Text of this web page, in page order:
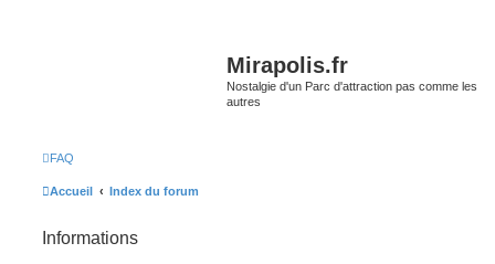
Mirapolis.fr
Nostalgie d'un Parc d'attraction pas comme les
autres
FAQ
Accueil Index du forum
Informations